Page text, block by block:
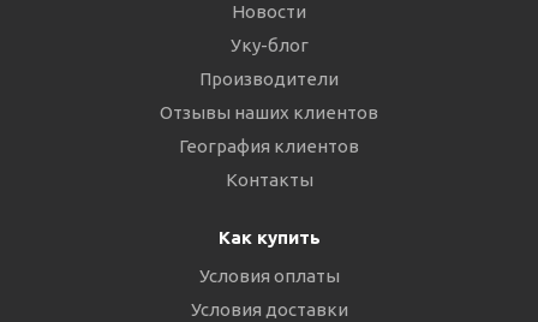
Новости
Уку-блог
Производители
Отзывы наших клиентов
География клиентов
Контакты
Как купить
Условия оплаты
Условия доставки